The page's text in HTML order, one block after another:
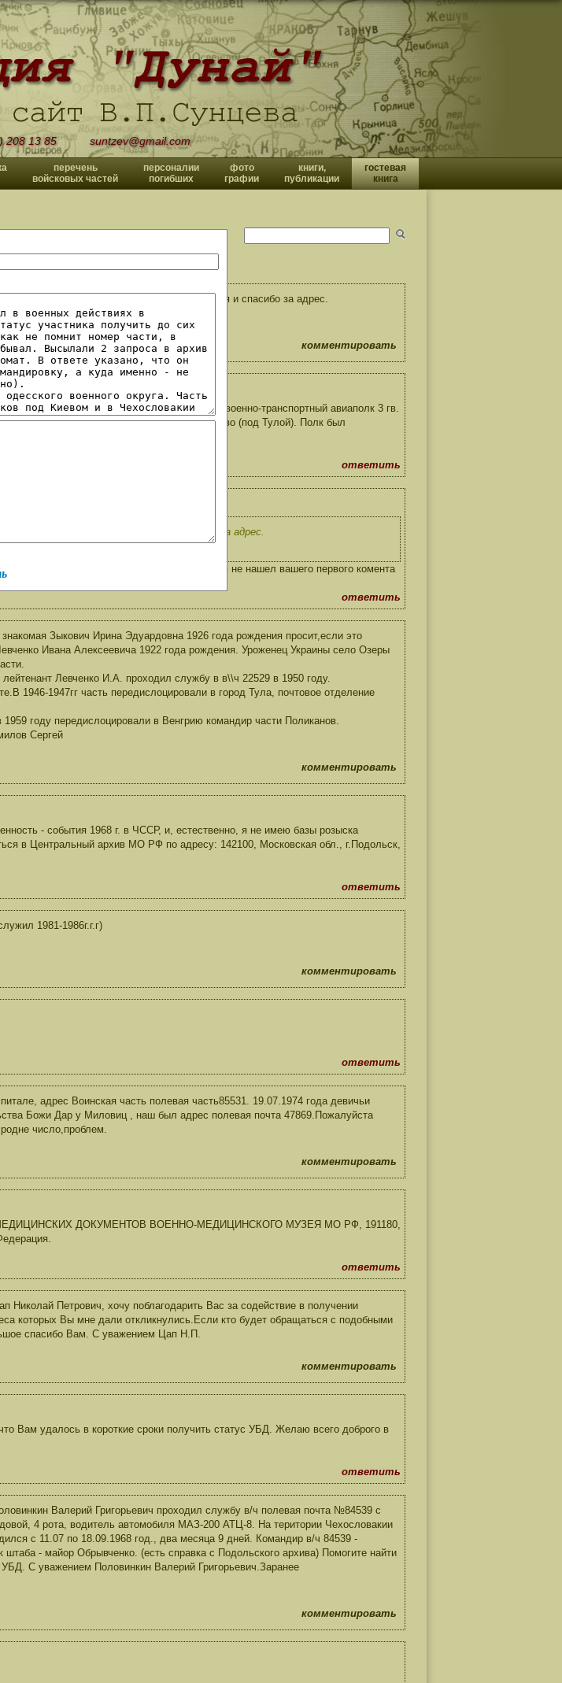
208 13 85 suntzev@gmail.com
перечень
войсковых частей
персоналии
погибших
фото
графии
книги,
публикации
гостевая
книга
что не оставили моё письмо без внимания и спасибо за адрес.
комментировать
письму. Войсковая часть 22529 - это 374 военно-транспортный авиаполк 3 гв.
дислоцировались на аэродроме Колково (под Тулой). Полк был
ответить
моё письмо без внимания и спасибо за адрес.
служил в этой части 22529. К сожелениию не нашел вашего первого комента
ответить
Зыкович Ирина Эдуардовна 1926 года рождения просит,если это
Ивана Алексеевича 1922 года рождения. Уроженец Украины село Озеры
Левченко И.А. проходил службу в в\\ч 22529 в 1950 году.
1946-1947гг часть передислоцировали в город Тула, почтовое отделение
году передислоцировали в Венгрию командир части Поликанов.
Сергей
комментировать
- события 1968 г. в ЧССР, и, естественно, я не имею базы розыска
в Центральный архив МО РФ по адресу: 142100, Московская обл., г.Подольск,
ответить
1981-1986г.г.г)
комментировать
ответить
адрес Воинская часть полевая часть85531. 19.07.1974 года девичьи
Божи Дар у Миловиц , наш был адрес полевая почта 47869.Пожалуйста
число,проблем.
комментировать
МЕДИЦИНСКИХ ДОКУМЕНТОВ ВОЕННО-МЕДИЦИНСКОГО МУЗЕЯ МО РФ, 191180,
ответить
Петрович, хочу поблагодарить Вас за содействие в получении
которых Вы мне дали откликнулись.Если кто будет обращаться с подобными
спасибо Вам. С уважением Цап Н.П.
комментировать
Вам удалось в короткие сроки получить статус УБД. Желаю всего доброго в
ответить
Валерий Григорьевич проходил службу в/ч полевая почта №84539 с
4 рота, водитель автомобиля МАЗ-200 АТЦ-8. На територии Чехословакии
с 11.07 по 18.09.1968 год., два месяца 9 дней. Командир в/ч 84539 -
штаба - майор Обрывченко. (есть справка с Подольского архива) Помогите найти
С уважением Половинкин Валерий Григорьевич.Заранее
комментировать